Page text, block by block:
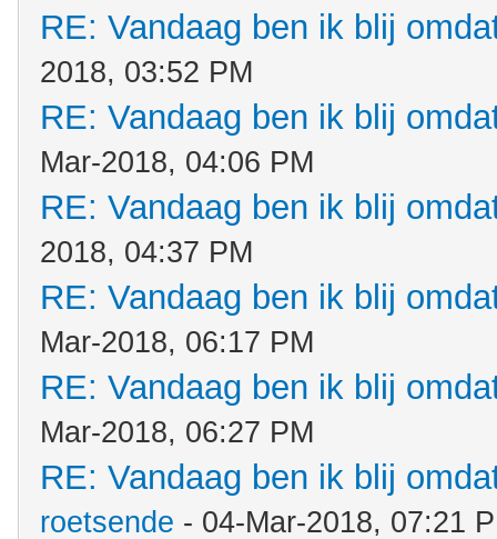
RE: Vandaag ben ik blij
2018, 03:52 PM
RE: Vandaag ben ik blij
Mar-2018, 04:06 PM
RE: Vandaag ben ik blij
2018, 04:37 PM
RE: Vandaag ben ik blij
Mar-2018, 06:17 PM
RE: Vandaag ben ik blij
Mar-2018, 06:27 PM
RE: Vandaag ben ik blij
roetsende - 04-Mar-2018, 07:21